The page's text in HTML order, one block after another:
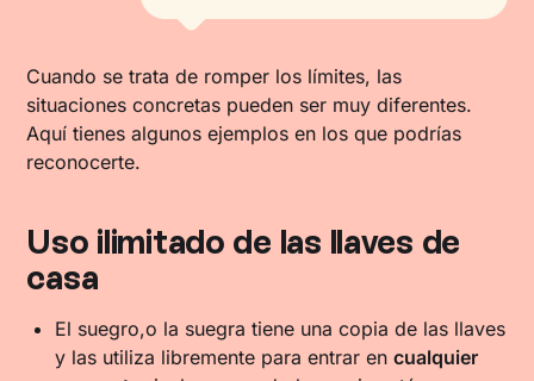
Cuando se trata de romper los límites, las
situaciones concretas pueden ser muy diferentes.
Aquí tienes algunos ejemplos en los que podrías
reconocerte.
Uso ilimitado de las llaves de
casa
El suegro,o la suegra tiene una copia de las llaves
y las utiliza libremente para entrar encualquier